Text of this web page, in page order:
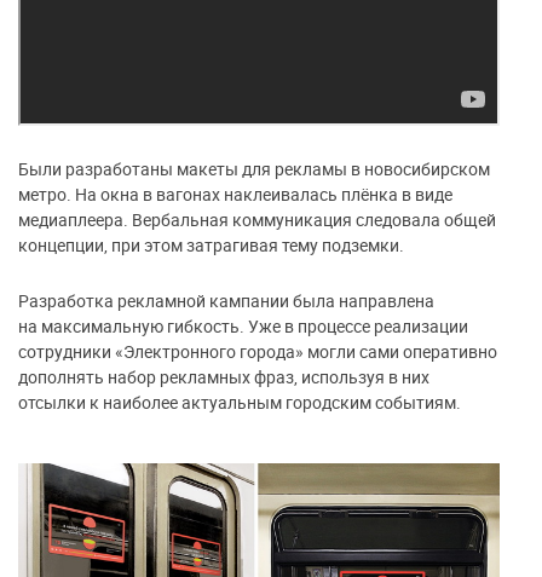
Были разработаны макеты для рекламы в новосибирском
метро. На окна в вагонах наклеивалась плёнка в виде
медиаплеера. Вербальная коммуникация следовала общей
концепции, при этом затрагивая тему подземки.
Разработка рекламной кампании была направлена
на максимальную гибкость. Уже в процессе реализации
сотрудники «Электронного города» могли сами оперативно
дополнять набор рекламных фраз, используя в них
отсылки к наиболее актуальным городским событиям.